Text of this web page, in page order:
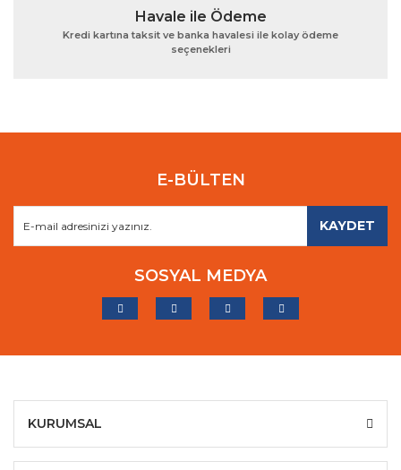
Havale ile Ödeme
Kredi kartına taksit ve banka havalesi ile kolay ödeme
seçenekleri
E-BÜLTEN
KAYDET
SOSYAL MEDYA
KURUMSAL